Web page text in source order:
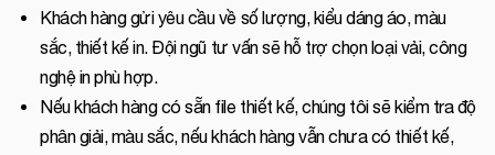
Khách hàng gửi yêu cầu về số lượng, kiểu dáng áo, màu
sắc, thiết kế in. Đội ngũ tư vấn sẽ hỗ trợ chọn loại vải, công
nghệ in phù hợp.
Nếu khách hàng có sẵn file thiết kế, chúng tôi sẽ kiểm tra độ
phân giải, màu sắc, nếu khách hàng vẫn chưa có thiết kế,